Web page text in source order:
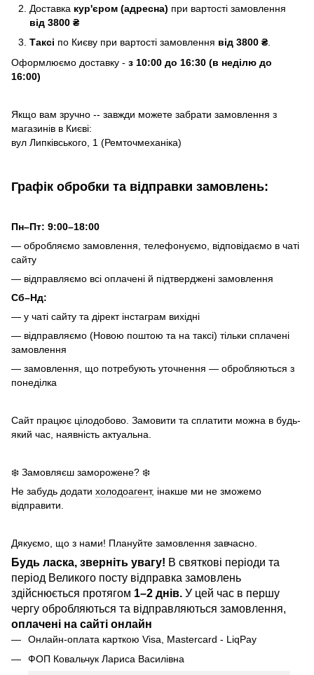
Доставка кур'єром (адресна) при вартості замовлення
від 3800 ₴
Таксі по Києву при вартості замовлення від 3800 ₴.
Оформлюємо доставку - з 10:00 до 16:30 (в неділю до
16:00)
Якщо вам зручно -- завжди можете забрати замовлення з
магазинів в Києві:
вул Липківського, 1 (Ремточмеханіка)
Графік обробки та відправки замовлень:
Пн–Пт: 9:00–18:00
— обробляємо замовлення, телефонуємо, відповідаємо в чаті
сайту
— відправляємо всі оплачені й підтверджені замовлення
Сб–Нд:
— у чаті сайту та дірект інстаграм вихідні
— відправляємо (Новою поштою та на таксі) тільки сплачені
замовлення
— замовлення, що потребують уточнення — обробляються з
понеділка
Сайт працює цілодобово. Замовити та сплатити можна в будь-
який час, наявність актуальна.
❄️ Замовляєш заморожене? ❄️
Не забудь додати холодоагент, інакше ми не зможемо
відправити.
Дякуємо, що з нами! Плануйте замовлення завчасно.
Будь ласка, зверніть увагу! В святкові періоди та
період Великого посту відправка замовлень
здійснюється протягом 1–2 днів. У цей час в першу
чергу обробляються та відправляються замовлення,
оплачені на сайті онлайн
Онлайн-оплата карткою Visa, Mastercard - LiqPay
ФОП Ковальчук Лариса Василівна